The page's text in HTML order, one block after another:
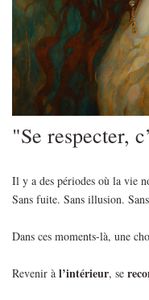
"Se respecter,
Il y a des périodes où la vie
Sans fuite. Sans illusion.
Dans ces moments-là, une
Revenir à l’intérieur, se